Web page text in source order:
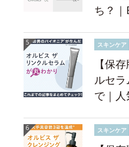
ち？
スキンケア
【保
ルセ
で｜
スキンケア